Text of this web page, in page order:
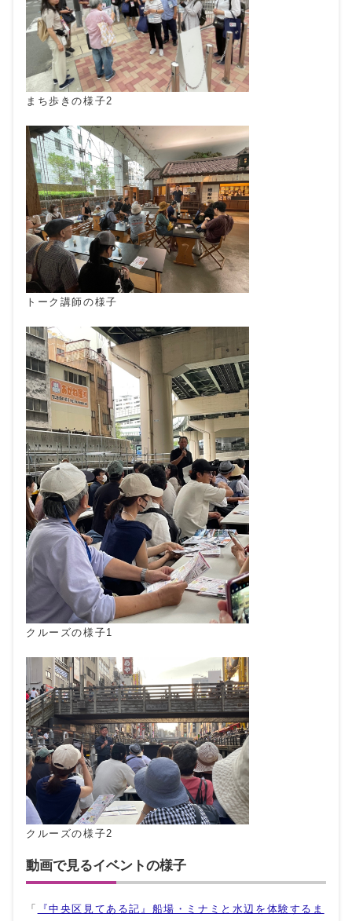
まち歩きの様子2
トーク講師の様子
クルーズの様子1
クルーズの様子2
動画で見るイベントの様子
「
『中央区見てある記』船場・ミナミと水辺を体験するま